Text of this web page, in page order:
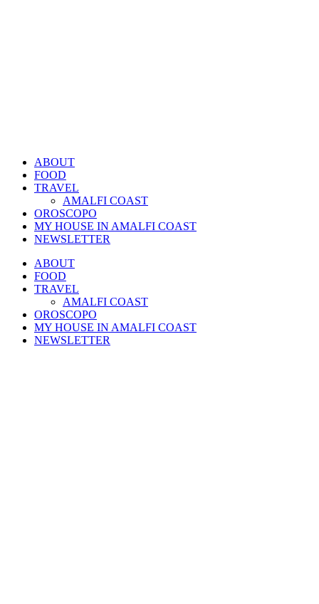
ABOUT
FOOD
TRAVEL
AMALFI COAST
OROSCOPO
MY HOUSE IN AMALFI COAST
NEWSLETTER
ABOUT
FOOD
TRAVEL
AMALFI COAST
OROSCOPO
MY HOUSE IN AMALFI COAST
NEWSLETTER